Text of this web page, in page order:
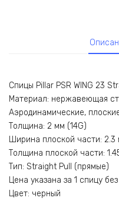
Спицы Pillar PSR WING 23
Материал: нержавеющая
Аэродинамические,
Толщина: 2 мм (14G)
Ширина плоской части: 2.3
Толщина плоской части:
Тип: Straight Pull (прямые)
Цена указана за 1 спицу
Цвет: черный